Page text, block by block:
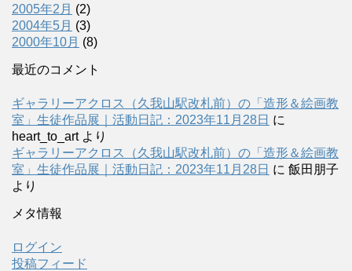
2005年2月 (2)
2004年5月 (3)
2000年10月 (8)
最近のコメント
ギャラリーアクロス（久我山駅改札前）の「造形＆絵画教
室」生徒作品展｜活動日記：2023年11月28日 に
heart_to_artより
ギャラリーアクロス（久我山駅改札前）の「造形＆絵画教
室」生徒作品展｜活動日記：2023年11月28日 に 飯田朋子
より
メタ情報
ログイン
投稿フィード